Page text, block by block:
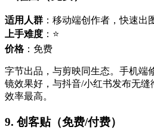
适用人群 ：移动端创作者，快速出
上手难度 ：⭐
价格：免费
字节出品，与剪映同生态。手机端
镜效果好，与抖音/小红书发布无
效率最高。
9. 创客贴（免费/付费）